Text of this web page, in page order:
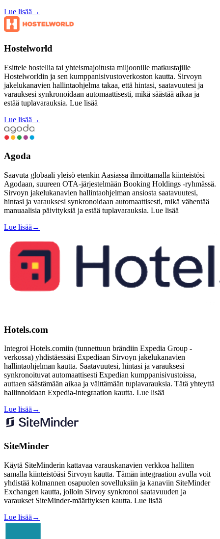
Lue lisää →
Hostelworld
Esittele hostellia tai yhteismajoitusta miljoonille matkustajille
Hostelworldin ja sen kumppanisivustoverkoston kautta. Sirvoyn
jakelukanavien hallintaohjelma takaa, että hintasi, saatavuutesi ja
varauksesi synkronoidaan automaattisesti, mikä säästää aikaa ja
estää tuplavarauksia. Lue lisää
Lue lisää →
Agoda
Saavuta globaali yleisö etenkin Aasiassa ilmoittamalla kiinteistösi
Agodaan, suureen OTA-järjestelmään Booking Holdings -ryhmässä.
Sirvoyn jakelukanavien hallintaohjelman ansiosta saatavuutesi,
hintasi ja varauksesi synkronoidaan automaattisesti, mikä vähentää
manuaalisia päivityksiä ja estää tuplavarauksia. Lue lisää
Lue lisää →
Hotels.com
Integroi Hotels.comiin (tunnettuun brändiin Expedia Group -
verkossa) yhdistäessäsi Expediaan Sirvoyn jakelukanavien
hallintaohjelman kautta. Saatavuutesi, hintasi ja varauksesi
synkronoituvat automaattisesti Expedian kumppanisivustoissa,
auttaen säästämään aikaa ja välttämään tuplavarauksia. Tätä yhteyttä
hallinnoidaan Expedia-integraation kautta. Lue lisää
Lue lisää→
SiteMinder
Käytä SiteMinderin kattavaa varauskanavien verkkoa halliten
samalla kiinteistöäsi Sirvoyn kautta. Tämän integraation avulla voit
yhdistää kolmannen osapuolen sovelluksiin ja kanaviin SiteMinder
Exchangen kautta, jolloin Sirvoy synkronoi saatavuuden ja
varaukset SiteMinder-määrityksen kautta. Lue lisää
Lue lisää →